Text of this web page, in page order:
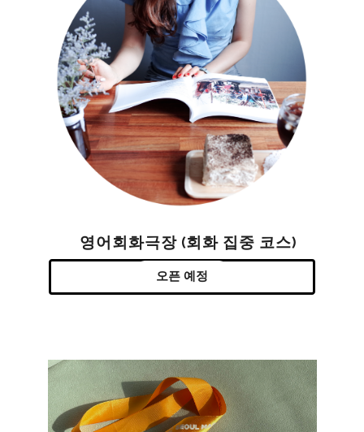
영어회화극장 (회화 집중 코스)
오픈 예정